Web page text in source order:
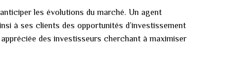
les évolutions du marché. Un agent
à ses clients des opportunités d’investissement
des investisseurs cherchant à maximiser